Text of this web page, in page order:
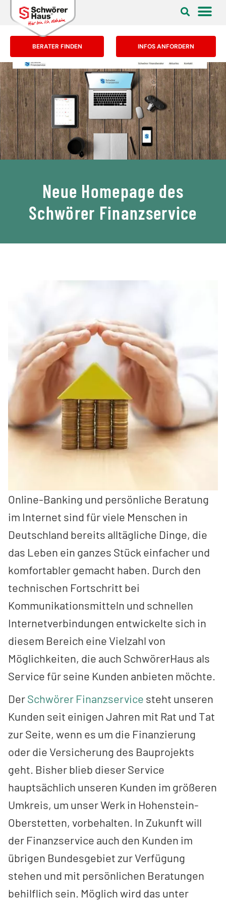
BERATER FINDEN INFOS ANFORDERN
Neue Homepage des
Schwörer Finanzservice
Online-Banking und persönliche Beratung
im Internet sind für viele Menschen in
Deutschland bereits alltägliche Dinge, die
das Leben ein ganzes Stück einfacher und
komfortabler gemacht haben. Durch den
technischen Fortschritt bei
Kommunikationsmitteln und schnellen
Internetverbindungen entwickelte sich in
diesem Bereich eine Vielzahl von
Möglichkeiten, die auch SchwörerHaus als
Service für seine Kunden anbieten möchte.
DerSchwörer Finanzservice steht unseren
Kunden seit einigen Jahren mit Rat und Tat
zur Seite, wenn es um die Finanzierung
oder die Versicherung des Bauprojekts
geht. Bisher blieb dieser Service
hauptsächlich unseren Kunden im größeren
Umkreis, um unser Werk in Hohenstein-
Oberstetten, vorbehalten. In Zukunft will
der Finanzservice auch den Kunden im
übrigen Bundesgebiet zur Verfügung
stehen und mit persönlichen Beratungen
behilflich sein. Möglich wird das unter